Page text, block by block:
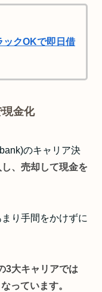
ックOKで即日借
金化
のキャリア決
、売却して現金を
り手間をかけずに
大キャリアでは
っています。